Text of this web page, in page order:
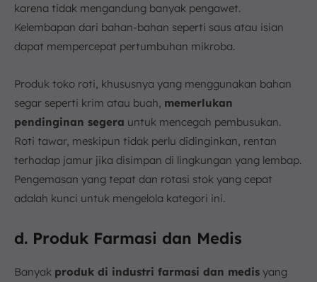
karena tidak mengandung banyak pengawet.
Kelembapan dari bahan-bahan seperti saus atau isian
dapat mempercepat pertumbuhan mikroba.
Produk toko roti, khususnya yang menggunakan bahan
segar seperti krim atau buah, memerlukan
pendinginan segera untuk mencegah pembusukan.
Roti tawar, meskipun tidak perlu didinginkan, rentan
terhadap jamur jika disimpan di lingkungan yang lembap.
Pengemasan yang tepat dan rotasi stok yang cepat
adalah kunci untuk mengelola kategori ini.
d. Produk Farmasi dan Medis
Banyak produk di industri farmasi dan medis yang